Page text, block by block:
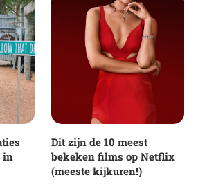
in
Dit zijn de 10 meest
bekeken films op Netflix
(meeste kijkuren!)